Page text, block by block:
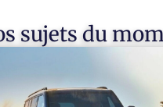
sujets du